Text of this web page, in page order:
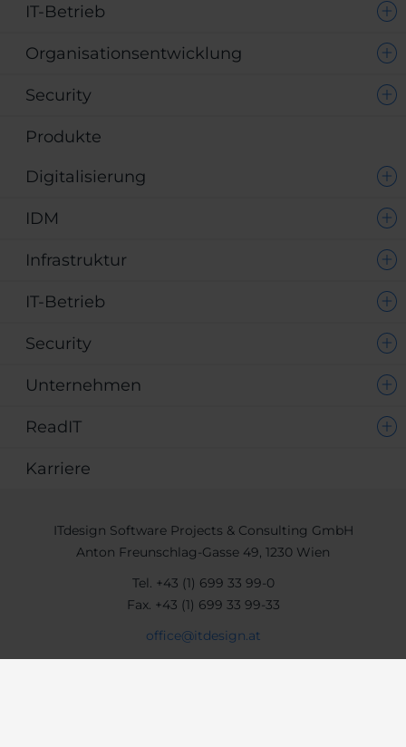
IT-Betrieb
Organisationsentwicklung
Security
Produkte
Digitalisierung
IDM
Infrastruktur
IT-Betrieb
Security
Unternehmen
ReadIT
Karriere
ITdesign Software Projects & Consulting GmbH
Anton Freunschlag-Gasse 49, 1230 Wien
Tel. +43 (1) 699 33 99-0
Fax. +43 (1) 699 33 99-33
office@itdesign.at